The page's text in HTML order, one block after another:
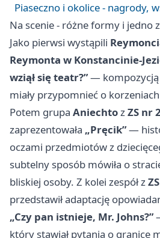
Piaseczno i okolice - nagrody,
Na scenie - różne formy i jedno
Jako pierwsi wystąpili
Reymonta w Konstancinie-
wziął się teatr?”— kompozycją
miały przypomnieć o
Potem grupa AniechtozZS nr
zaprezentowała „Pręcik”—
oczami przedmiotów z
subtelny sposób mówiła o
bliskiej osoby. Z kolei zespół z
przedstawił adaptację
„Czy pan istnieje, Mr. Johns?”
który stawiał pytania o granice